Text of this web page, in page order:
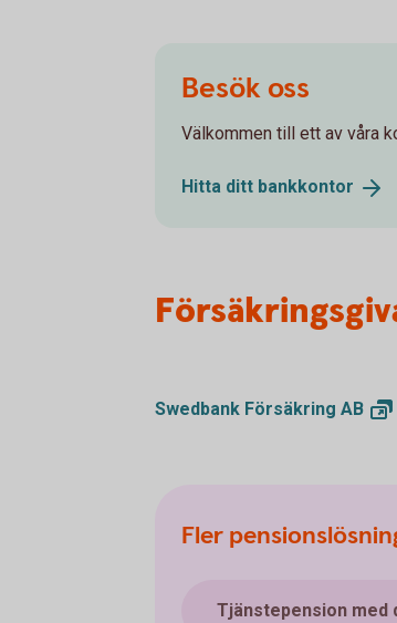
Besök oss
Välkommen till ett av våra
Hitta ditt bankkontor
Swedbank Försäkring AB
Fler
Tjänstepension med